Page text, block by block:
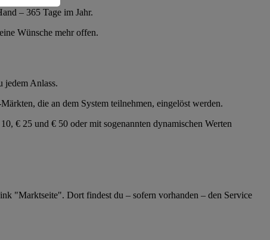
– 365 Tage im Jahr.
Wünsche mehr offen.
jedem Anlass.
die an dem System teilnehmen, eingelöst werden.
€ 25 und € 50 oder mit sogenannten dynamischen Werten
"Marktseite". Dort findest du – sofern vorhanden – den Service